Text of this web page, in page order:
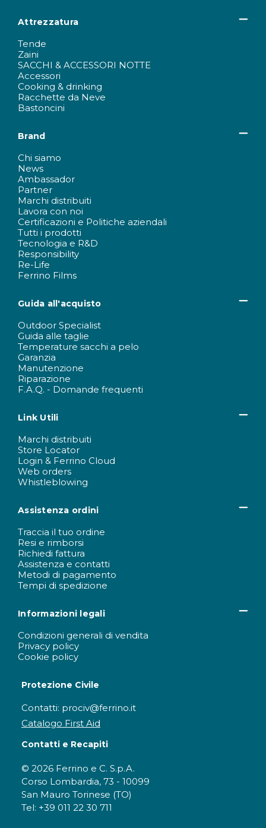
Attrezzatura
Tende
Zaini
SACCHI & ACCESSORI NOTTE
Accessori
Cooking & drinking
Racchette da Neve
Bastoncini
Brand
Chi siamo
News
Ambassador
Partner
Marchi distribuiti
Lavora con noi
Certificazioni e Politiche aziendali
Tutti i prodotti
Tecnologia e R&D
Responsibility
Re-Life
Ferrino Films
Guida all'acquisto
Outdoor Specialist
Guida alle taglie
Temperature sacchi a pelo
Garanzia
Manutenzione
Riparazione
F.A.Q. - Domande frequenti
Link Utili
Marchi distribuiti
Store Locator
Login & Ferrino Cloud
Web orders
Whistleblowing
Assistenza ordini
Traccia il tuo ordine
Resi e rimborsi
Richiedi fattura
Assistenza e contatti
Metodi di pagamento
Tempi di spedizione
Informazioni legali
Condizioni generali di vendita
Privacy policy
Cookie policy
Protezione Civile
Contatti: prociv@ferrino.it
Catalogo First Aid
Contatti e Recapiti
© 2026 Ferrino e C. S.p.A.
Corso Lombardia, 73 - 10099
San Mauro Torinese (TO)
Tel: +39 011 22 30 711